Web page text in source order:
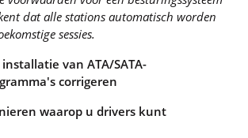
dat alle stations automatisch worden
sessies.
van ATA/SATA-
corrigeren
waarop u drivers kunt